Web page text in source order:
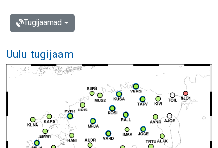
Tugijaamad
Uulu tugijaam